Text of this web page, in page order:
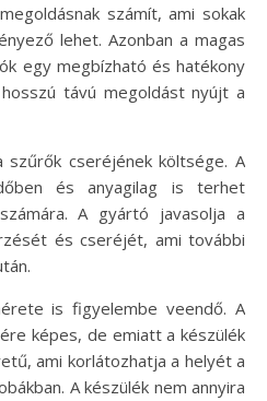
számít, ami sokak
lehet. Azonban a magas
egy megbízható és hatékony
távú megoldást nyújt a
szűrők cseréjének költsége. A
és anyagilag is terhet
A gyártó javasolja a
és cseréjét, ami további
is figyelembe veendő. A
képes, de emiatt a készülék
ami korlátozhatja a helyét a
A készülék nem annyira